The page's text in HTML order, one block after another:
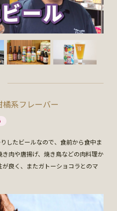
系フレーバー
したビールなので、食前から食中ま
肉や唐揚げ、焼き鳥などの肉料理か
良く、またガトーショコラとのマ